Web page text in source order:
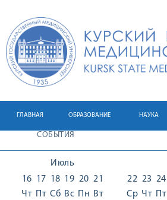
ГЛАВНАЯ ОБРАЗОВАНИЕ НАУКА
СОБЫТИЯ
Июль
16
Чт
17
Пт
18
Сб
19
Вс
20
Пн
21
Вт
22
Ср
23
Чт
24
Пт